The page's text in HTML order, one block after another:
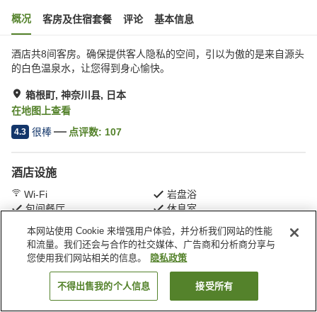
概况 客房及住宿套餐 评论 基本信息
酒店共8间客房。确保提供客人隐私的空间，引以为傲的是来自源头
的白色温泉水，让您得到身心愉快。
箱根町, 神奈川县, 日本
在地图上查看
4.3 很棒 点评数: 107
酒店设施
Wi-Fi
岩盘浴
包间餐厅
休息室
首页 日本 神奈川县 箱根町 强罗温泉 和之宿 华心
搜索客房
本网站使用 Cookie 来增强用户体验，并分析我们网站的性能
和流量。我们还会与合作的社交媒体、广告商和分析商分享与
您使用我们网站相关的信息。
隐私政策
不得出售我的个人信息 接受所有